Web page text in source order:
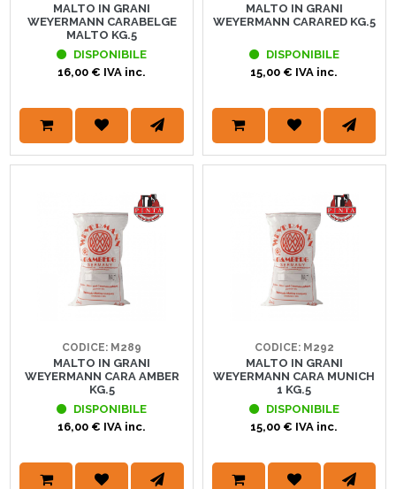
MALTO IN GRANI
WEYERMANN CARABELGE
MALTO KG.5
DISPONIBILE
16,00 € IVA inc.
MALTO IN GRANI
WEYERMANN CARARED KG.5
DISPONIBILE
15,00 € IVA inc.
CODICE: M289
MALTO IN GRANI
WEYERMANN CARA AMBER
KG.5
DISPONIBILE
16,00 € IVA inc.
CODICE: M292
MALTO IN GRANI
WEYERMANN CARA MUNICH
1 KG.5
DISPONIBILE
15,00 € IVA inc.